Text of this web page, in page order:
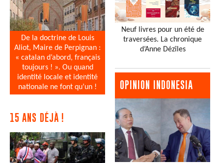
De la doctrine de Louis
Aliot, Maire de Perpignan :
« catalan d’abord, français
toujours ! ». Ou quand
identité locale et identité
nationale ne font qu’un !
15 ANS DÉJÀ !
Neuf livres pour un été de
traversées. La chronique
d’Anne Dézîles
OPINION INDONESIA